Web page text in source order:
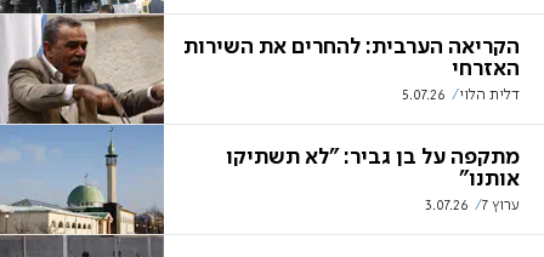
הקריאה הערבית: להחרים את השירות
האזרחי
דלית הלוי 5.07.26
מתקפה על בן גביר: "לא תשתיקו
אותנו"
ערוץ 7 3.07.26